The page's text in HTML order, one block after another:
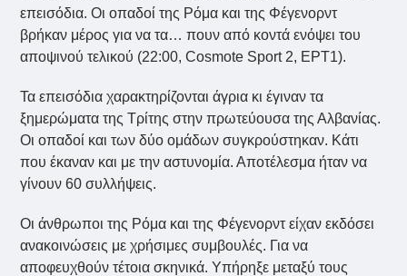
επεισόδια. Οι οπαδοί της Ρόμα και της Φέγενορντ
βρήκαν μέρος για να τα… πουν από κοντά ενόψει του
αποψινού τελικού (22:00, Cosmote Sport 2, ΕΡΤ1).
Τα επεισόδια χαρακτηρίζονται άγρια κι έγιναν τα
ξημερώματα της Τρίτης στην πρωτεύουσα της Αλβανίας.
Οι οπαδοί και των δύο ομάδων συγκρούστηκαν. Κάτι
που έκαναν και με την αστυνομία. Αποτέλεσμα ήταν να
γίνουν 60 συλλήψεις.
Οι άνθρωποι της Ρόμα και της Φέγενορντ είχαν εκδόσει
ανακοινώσεις με χρήσιμες συμβουλές. Για να
αποφευχθούν τέτοια σκηνικά. Υπήρηξε μεταξύ τους